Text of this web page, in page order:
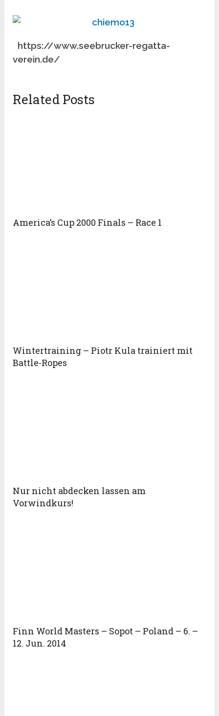
https://www.seebrucker-regatta-
verein.de/
Related Posts
America’s Cup 2000 Finals – Race 1
Wintertraining – Piotr Kula trainiert mit
Battle-Ropes
Nur nicht abdecken lassen am
Vorwindkurs!
Finn World Masters – Sopot – Poland – 6. –
12. Jun. 2014